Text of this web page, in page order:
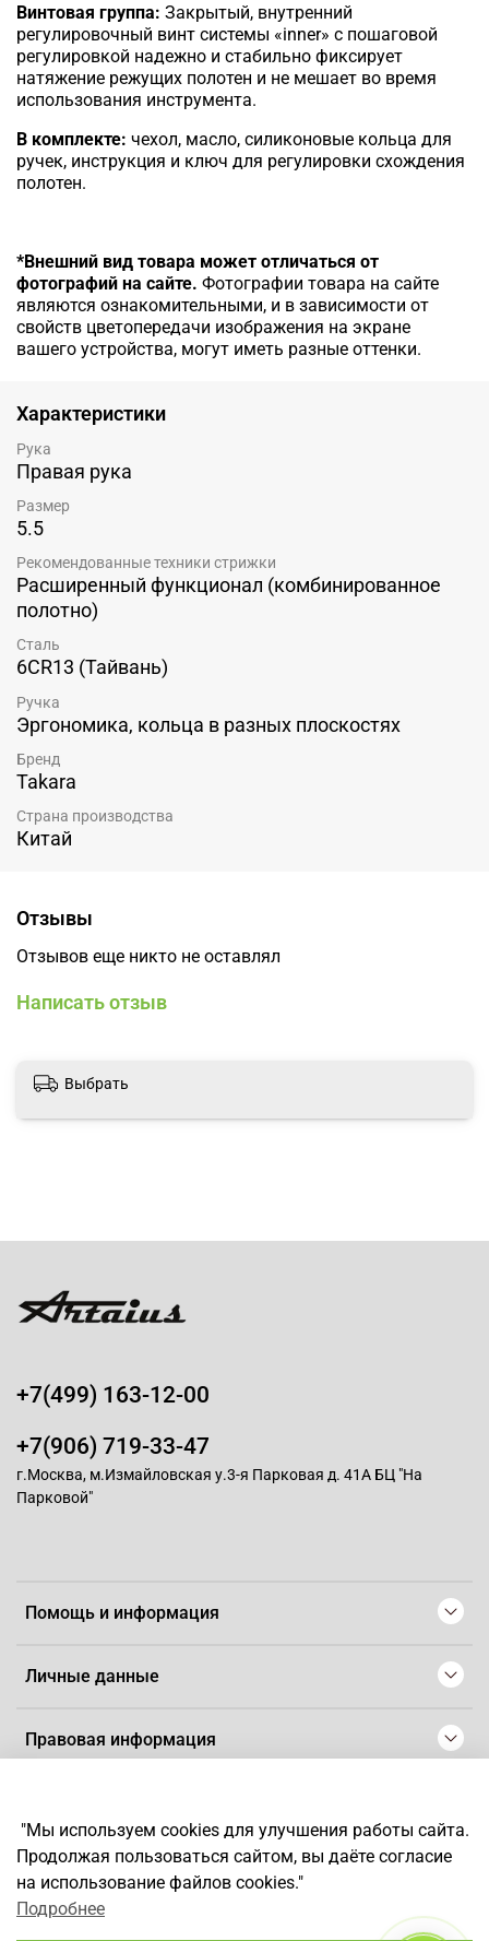
Винтовая группа: Закрытый, внутренний
регулировочный винт системы «inner» с пошаговой
регулировкой надежно и стабильно фиксирует
натяжение режущих полотен и не мешает во время
использования инструмента.
В комплекте: чехол, масло, силиконовые кольца для
ручек, инструкция и ключ для регулировки схождения
полотен.
*Внешний вид товара может отличаться от
фотографий на сайте. Фотографии товара на сайте
являются ознакомительными, и в зависимости от
свойств цветопередачи изображения на экране
вашего устройства, могут иметь разные оттенки.
Характеристики
Рука
Правая рука
Размер
5.5
Рекомендованные техники стрижки
Расширенный функционал (комбинированное
полотно)
Сталь
6CR13 (Тайвань)
Ручка
Эргономика, кольца в разных плоскостях
Бренд
Takara
Страна производства
Китай
Отзывы
Отзывов еще никто не оставлял
Написать отзыв
Выбрать
Помощь и информация
Личные данные
Правовая информация
+7(499) 163-12-00
+7(906) 719-33-47
г.Москва, м.Измайловская у.3-я Парковая д. 41А БЦ "На
Парковой"
*Любое использование контента без письменного разрешения
запрещено
"Мы используем cookies для улучшения работы сайта.
Продолжая пользоваться сайтом, вы даёте согласие
на использование файлов cookies."
Подробнее